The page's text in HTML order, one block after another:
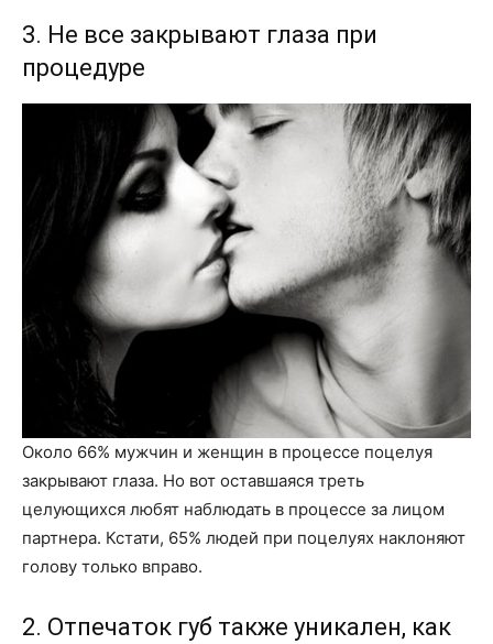
3. Не все закрывают глаза при
процедуре
Около 66% мужчин и женщин в процессе поцелуя
закрывают глаза. Но вот оставшаяся треть
целующихся любят наблюдать в процессе за лицом
партнера. Кстати, 65% людей при поцелуях наклоняют
голову только вправо.
2. Отпечаток губ также уникален, как